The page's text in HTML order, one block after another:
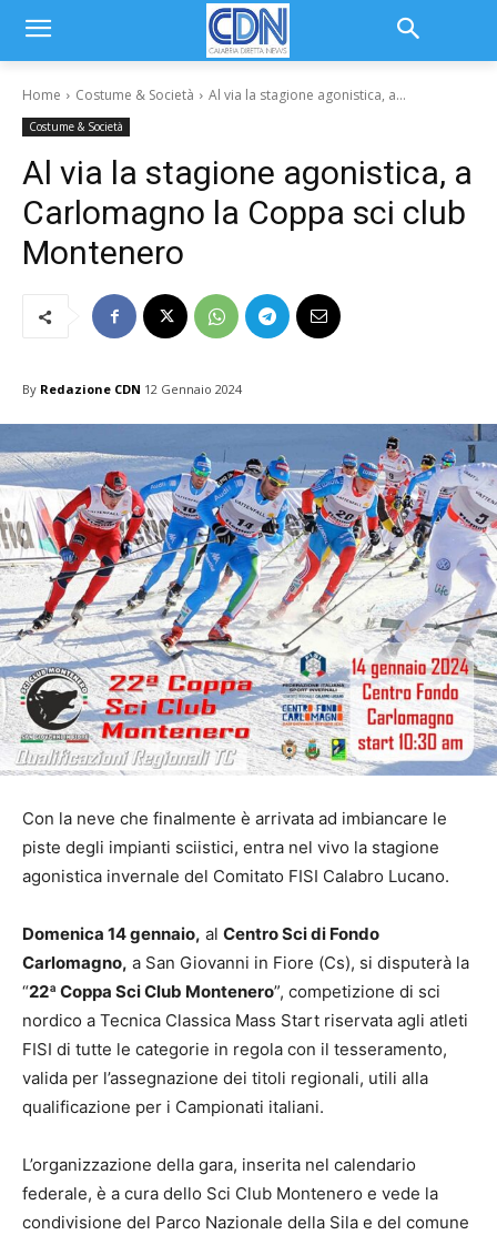
Home Costume & Società Al via la stagione agonistica, a...
Costume & Società
Al via la stagione agonistica, a
Carlomagno la Coppa sci club
Montenero
By Redazione CDN 12 Gennaio 2024
Con la neve che finalmente è arrivata ad imbiancare le
piste degli impianti sciistici, entra nel vivo la stagione
agonistica invernale del Comitato FISI Calabro Lucano.
Domenica 14 gennaio, al Centro Sci di Fondo
Carlomagno, a San Giovanni in Fiore (Cs), si disputerà la
“22ª Coppa Sci Club Montenero”, competizione di sci
nordico a Tecnica Classica Mass Start riservata agli atleti
FISI di tutte le categorie in regola con il tesseramento,
valida per l’assegnazione dei titoli regionali, utili alla
qualificazione per i Campionati italiani.
L’organizzazione della gara, inserita nel calendario
federale, è a cura dello Sci Club Montenero e vede la
condivisione del Parco Nazionale della Sila e del comune